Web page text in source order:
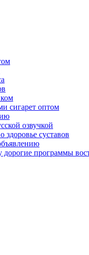
сигарет оптом
озвучкой
здоровье суставов
программы